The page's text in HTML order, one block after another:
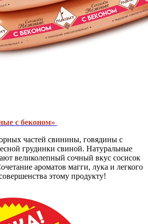
с беконом»
частей свинины, говядины с
грудинки свиной. Натуральные
великолепный сочный вкус сосисок
ароматов магги, лука и легкого
этому продукту!